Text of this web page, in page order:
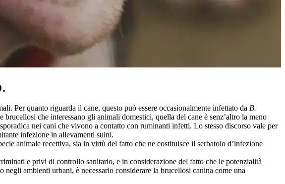
Per quanto riguarda il cane, questo può essere occasionalmente infettato da B.
brucellosi che interessano gli animali domestici, quella del cane è senz’altro la meno
nei cani che vivono a contatto con ruminanti infetti. Lo stesso discorso vale per
infezione in allevamenti suini.
animale recettiva, sia in virtù del fatto che ne costituisce il serbatoio d’infezione
e privi di controllo sanitario, e in considerazione del fatto che le potenzialità
ambienti urbani, è necessario considerare la brucellosi canina come una